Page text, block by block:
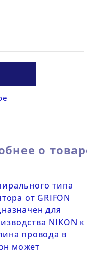
о товаре
типа
от GRIFON
для
NIKON к
провода в
может